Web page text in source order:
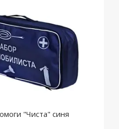
"Чиста" синя